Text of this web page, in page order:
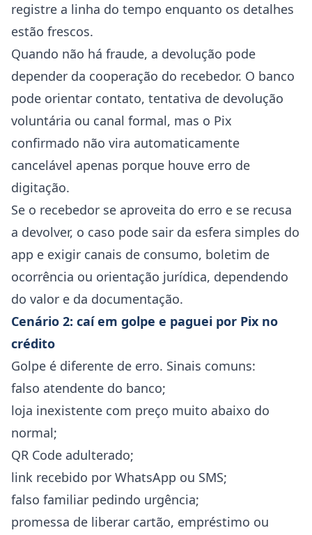
registre a linha do tempo enquanto os detalhes
estão frescos.
Quando não há fraude, a devolução pode
depender da cooperação do recebedor. O banco
pode orientar contato, tentativa de devolução
voluntária ou canal formal, mas o Pix
confirmado não vira automaticamente
cancelável apenas porque houve erro de
digitação.
Se o recebedor se aproveita do erro e se recusa
a devolver, o caso pode sair da esfera simples do
app e exigir canais de consumo, boletim de
ocorrência ou orientação jurídica, dependendo
do valor e da documentação.
Cenário 2: caí em golpe e paguei por Pix no
crédito
Golpe é diferente de erro. Sinais comuns:
falso atendente do banco;
loja inexistente com preço muito abaixo do
normal;
QR Code adulterado;
link recebido por WhatsApp ou SMS;
falso familiar pedindo urgência;
promessa de liberar cartão, empréstimo ou